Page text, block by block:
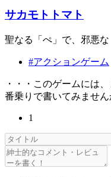
サカモトトマト
聖なる「ぺ」で、邪悪
#アクションゲーム
・・・このゲームには
番乗りで書いてみません
1